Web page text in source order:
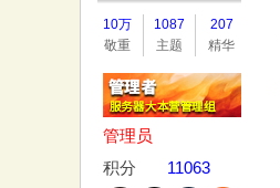
10万
敬重
1087
主题
207
精华
管理员
积分
11063